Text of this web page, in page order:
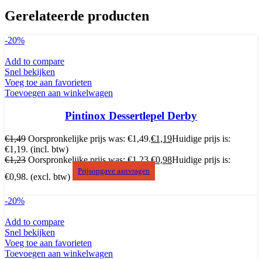
Gerelateerde producten
-20%
Add to compare
Snel bekijken
Voeg toe aan favorieten
Toevoegen aan winkelwagen
Pintinox Dessertlepel Derby
€1,49 Oorspronkelijke prijs was: €1,49.€1,19Huidige prijs is:
€1,19. (incl. btw)
€1,23 Oorspronkelijke prijs was: €1,23.€0,98Huidige prijs is:
€0,98. (excl. btw)
Prijsopgave aanvragen
-20%
Add to compare
Snel bekijken
Voeg toe aan favorieten
Toevoegen aan winkelwagen